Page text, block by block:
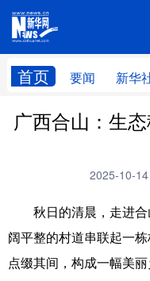
首页 要闻 新华
广西频道
新华网导航
广西合山：生
2025-10-
秋日的清晨，走进合
阔平整的村道串联起一
点缀其间，构成一幅美丽